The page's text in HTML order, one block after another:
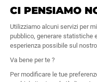
CI PENSIAMO
Utilizziamo alcuni servizi per
pubblico, generare statistiche
esperienza possibile sul
Va bene per te ?
Per modificare le tue